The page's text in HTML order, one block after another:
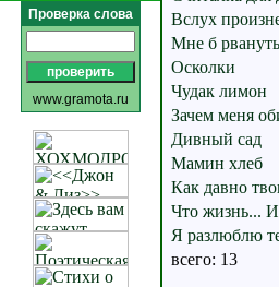
Проверка слова
www.gramota.ru
Вслух
Мне б
Осколки
Чудак лимон
Зачем меня
Дивный сад
Мамин хлеб
Как давно
Что жизнь...
Я разлюблю
всего: 13